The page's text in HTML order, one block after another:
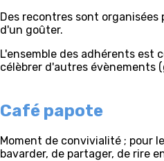
Des recontres sont
d'un goûter.
L'ensemble des adhérents est
célèbrer d'autres évènements
Café papote
Moment de convivialité ; pour
bavarder, de partager, de rire